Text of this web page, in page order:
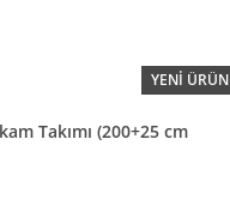
YENİ ÜRÜN
Takımı (200+25 cm